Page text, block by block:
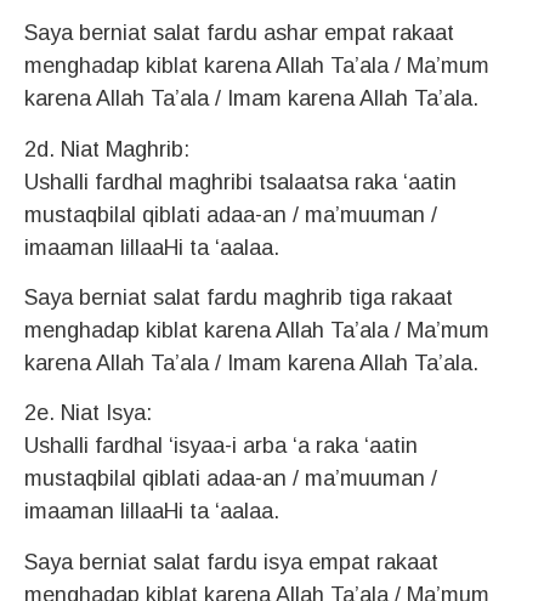
Saya berniat salat fardu ashar empat rakaat
menghadap kiblat karena Allah Ta’ala / Ma’mum
karena Allah Ta’ala / Imam karena Allah Ta’ala.
2d. Niat Maghrib:
Ushalli fardhal maghribi tsalaatsa raka ‘aatin
mustaqbilal qiblati adaa-an / ma’muuman /
imaaman lillaaHi ta ‘aalaa.
Saya berniat salat fardu maghrib tiga rakaat
menghadap kiblat karena Allah Ta’ala / Ma’mum
karena Allah Ta’ala / Imam karena Allah Ta’ala.
2e. Niat Isya:
Ushalli fardhal ‘isyaa-i arba ‘a raka ‘aatin
mustaqbilal qiblati adaa-an / ma’muuman /
imaaman lillaaHi ta ‘aalaa.
Saya berniat salat fardu isya empat rakaat
menghadap kiblat karena Allah Ta’ala / Ma’mum